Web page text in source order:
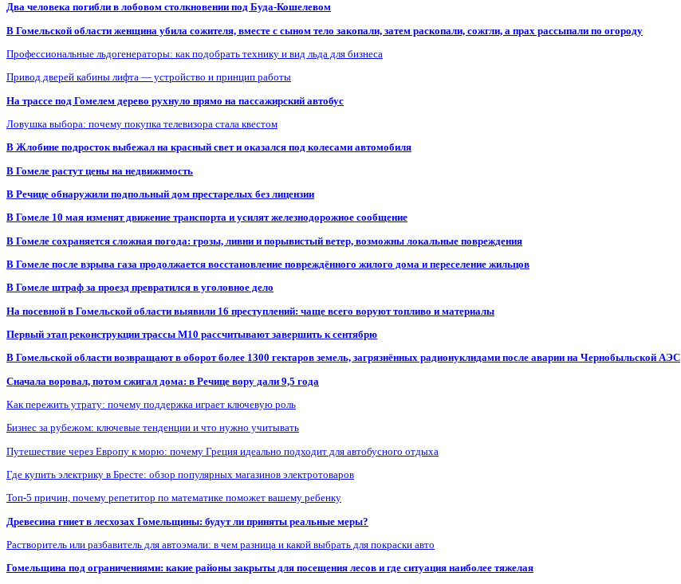
Два человека погибли в лобовом столкновении под Буда-Кошелевом
В Гомельской области женщина убила сожителя, вместе с сыном тело закопали, затем раскопали, сожгли, а прах рассыпали по огороду
Профессиональные льдогенераторы: как подобрать технику и вид льда для бизнеса
Привод дверей кабины лифта — устройство и принцип работы
На трассе под Гомелем дерево рухнуло прямо на пассажирский автобус
Ловушка выбора: почему покупка телевизора стала квестом
В Жлобине подросток выбежал на красный свет и оказался под колесами автомобиля
В Гомеле растут цены на недвижимость
В Речице обнаружили подпольный дом престарелых без лицензии
В Гомеле 10 мая изменят движение транспорта и усилят железнодорожное сообщение
В Гомеле сохраняется сложная погода: грозы, ливни и порывистый ветер, возможны локальные повреждения
В Гомеле после взрыва газа продолжается восстановление повреждённого жилого дома и переселение жильцов
В Гомеле штраф за проезд превратился в уголовное дело
На посевной в Гомельской области выявили 16 преступлений: чаще всего воруют топливо и материалы
Первый этап реконструкции трассы М10 рассчитывают завершить к сентябрю
В Гомельской области возвращают в оборот более 1300 гектаров земель, загрязнённых радионуклидами после аварии на Чернобыльской АЭС
Сначала воровал, потом сжигал дома: в Речице вору дали 9,5 года
Как пережить утрату: почему поддержка играет ключевую роль
Бизнес за рубежом: ключевые тенденции и что нужно учитывать
Путешествие через Европу к морю: почему Греция идеально подходит для автобусного отдыха
Где купить электрику в Бресте: обзор популярных магазинов электротоваров
Топ-5 причин, почему репетитор по математике поможет вашему ребенку
Древесина гниет в лесхозах Гомельщины: будут ли приняты реальные меры?
Растворитель или разбавитель для автоэмали: в чем разница и какой выбрать для покраски авто
Гомельщина под ограничениями: какие районы закрыты для посещения лесов и где ситуация наиболее тяжелая